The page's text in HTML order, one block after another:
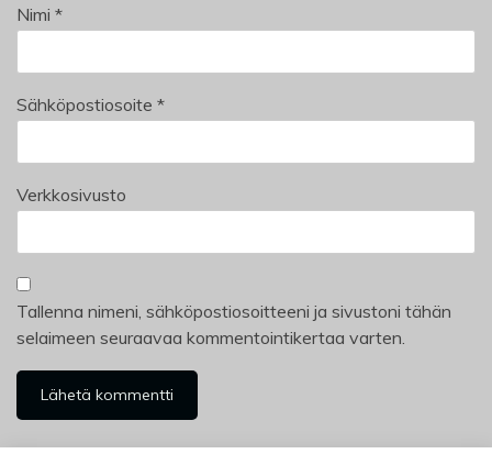
Nimi *
Sähköpostiosoite *
Verkkosivusto
Tallenna nimeni, sähköpostiosoitteeni ja sivustoni tähän
selaimeen seuraavaa kommentointikertaa varten.